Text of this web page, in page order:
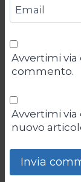
Email
Avvertimi via
commento.
Avvertimi
nuovo